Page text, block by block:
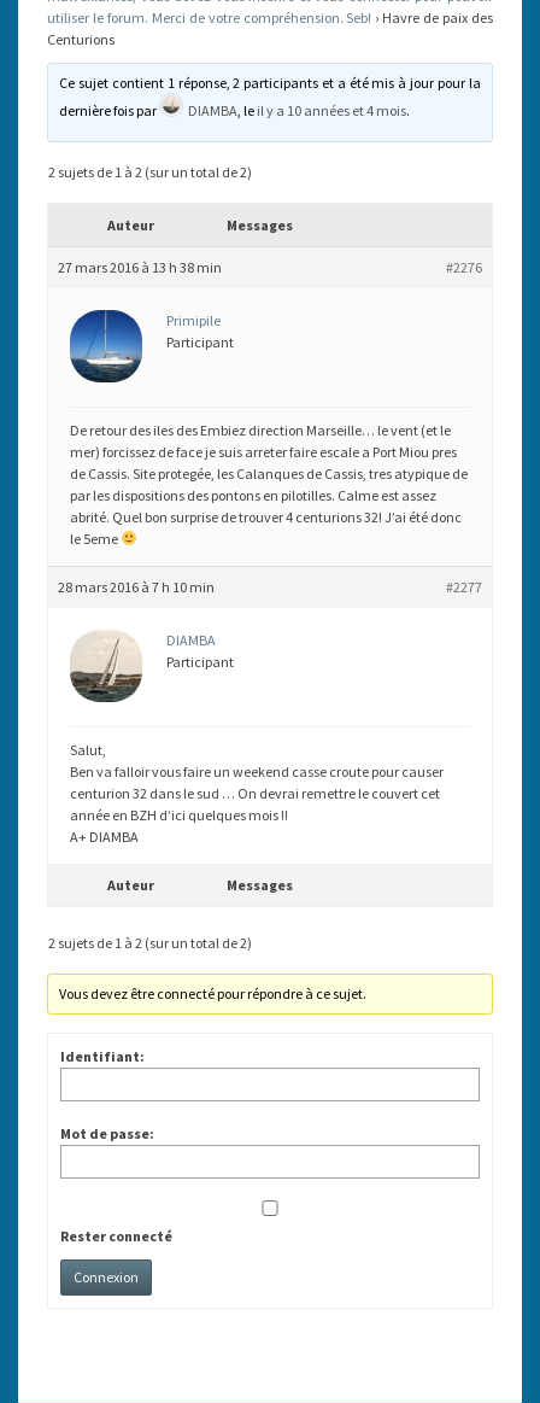
utiliser le forum. Merci de votre compréhension. Seb! › Havre de paix des
Centurions
Ce sujet contient 1 réponse, 2 participants et a été mis à jour pour la
dernière fois par
DIAMBA , le il y a 10 années et 4 mois.
2 sujets de 1 à 2 (sur un total de 2)
Auteur Messages
27 mars 2016 à 13 h 38 min #2276
Primipile
Participant
De retour des iles des Embiez direction Marseille… le vent (et le
mer) forcissez de face je suis arreter faire escale a Port Miou pres
de Cassis. Site protegée, les Calanques de Cassis, tres atypique de
par les dispositions des pontons en pilotilles. Calme est assez
abrité. Quel bon surprise de trouver 4 centurions 32! J’ai été donc
le 5eme
28 mars 2016 à 7 h 10 min #2277
DIAMBA
Participant
Salut,
Ben va falloir vous faire un weekend casse croute pour causer
centurion 32 dans le sud … On devrai remettre le couvert cet
année en BZH d’ici quelques mois !!
A+ DIAMBA
Auteur Messages
2 sujets de 1 à 2 (sur un total de 2)
Vous devez être connecté pour répondre à ce sujet.
Identifiant:
Mot de passe:
Rester connecté
Connexion